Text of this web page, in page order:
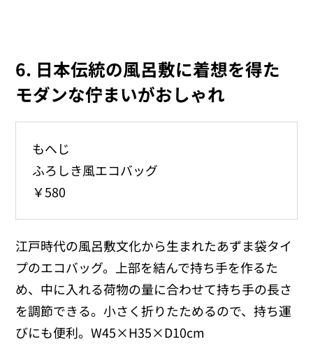
6. 日本伝統の風呂敷に着想を得た
モダンな佇まいがおしゃれ
もへじ
ふろしき風エコバッグ
￥580
江戸時代の風呂敷文化から生まれたあずま袋タイ
プのエコバッグ。上部を結んで持ち手を作るた
め、中に入れる荷物の量に合わせて持ち手の長さ
を調節できる。小さく折りたためるので、持ち運
びにも便利。W45×H35×D10cm